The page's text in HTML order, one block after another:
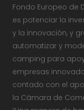
Fondo Europeo de
es potenciar la
y la innovación, y
automatizar y
camping para
empresas
contado con el
la Cámara de